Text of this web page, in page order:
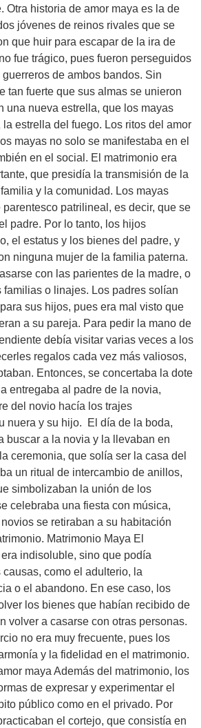
Otra historia de amor maya es la de
jóvenes de reinos rivales que se
que huir para escapar de la ira de
fue trágico, pues fueron perseguidos
de ambos bandos. Sin
tan fuerte que sus almas se unieron
una nueva estrella, que los mayas
la estrella del fuego. Los ritos del amor
mayas no solo se manifestaba en el
en el social. El matrimonio era
que presidía la transmisión de la
y la comunidad. Los mayas
patrilineal, es decir, que se
padre. Por lo tanto, los hijos
el estatus y los bienes del padre, y
ninguna mujer de la familia paterna.
con las parientes de la madre, o
familias o linajes. Los padres solían
sus hijos, pues era mal visto que
a su pareja. Para pedir la mano de
debía visitar varias veces a los
regalos cada vez más valiosos,
Entonces, se concertaba la dote
entregaba al padre de la novia,
del novio hacía los trajes
nuera y su hijo. El día de la boda,
buscar a la novia y la llevaban en
ceremonia, que solía ser la casa del
un ritual de intercambio de anillos,
simbolizaban la unión de los
celebraba una fiesta con música,
se retiraban a su habitación
Matrimonio Maya El
indisoluble, sino que podía
como el adulterio, la
o el abandono. En ese caso, los
los bienes que habían recibido de
volver a casarse con otras personas.
no era muy frecuente, pues los
y la fidelidad en el matrimonio.
maya Además del matrimonio, los
de expresar y experimentar el
público como en el privado. Por
el cortejo, que consistía en